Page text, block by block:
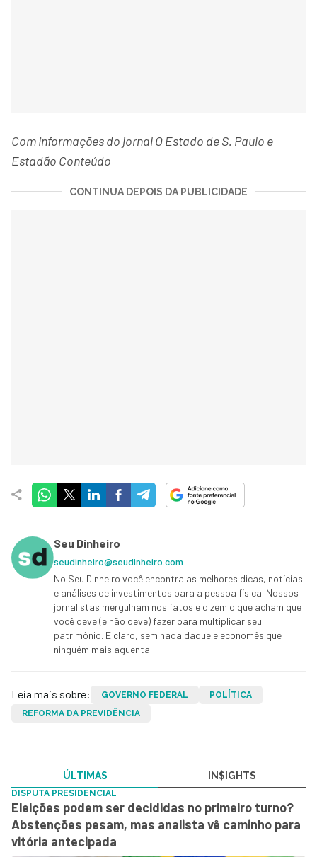
Com informações do jornal O Estado de S. Paulo e
Estadão Conteúdo
CONTINUA DEPOIS DA PUBLICIDADE
Seu Dinheiro
seudinheiro@seudinheiro.com
No Seu Dinheiro você encontra as melhores dicas, notícias
e análises de investimentos para a pessoa física. Nossos
jornalistas mergulham nos fatos e dizem o que acham que
você deve (e não deve) fazer para multiplicar seu
patrimônio. E claro, sem nada daquele economês que
ninguém mais aguenta.
Leia mais sobre: GOVERNO FEDERAL
POLÍTICA
REFORMA DA PREVIDÊNCIA
ÚLTIMAS IN$IGHTS
DISPUTA PRESIDENCIAL
Eleições podem ser decididas no primeiro turno?
Abstenções pesam, mas analista vê caminho para
vitória antecipada